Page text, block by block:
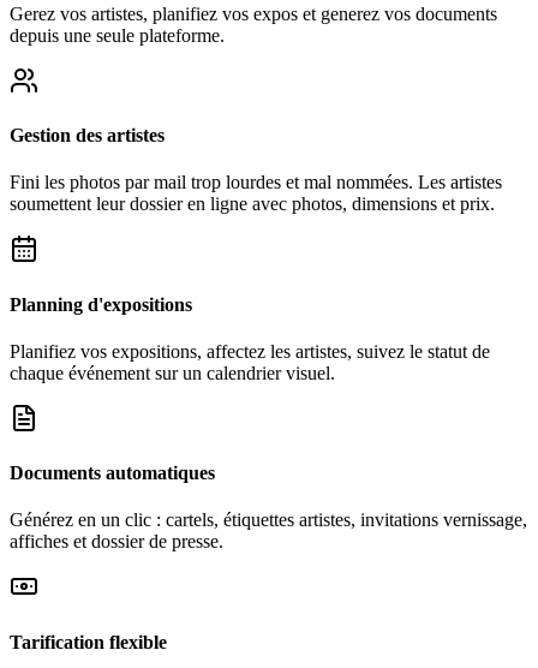
Gerez vos artistes, planifiez vos expos et generez vos documents
depuis une seule plateforme.
Gestion des artistes
Fini les photos par mail trop lourdes et mal nommées. Les artistes
soumettent leur dossier en ligne avec photos, dimensions et prix.
Planning d'expositions
Planifiez vos expositions, affectez les artistes, suivez le statut de
chaque événement sur un calendrier visuel.
Documents automatiques
Générez en un clic : cartels, étiquettes artistes, invitations vernissage,
affiches et dossier de presse.
Tarification flexible